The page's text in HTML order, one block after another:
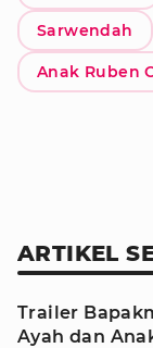
Sarwendah
Anak Ruben
ARTIKEL
Trailer
Ayah dan